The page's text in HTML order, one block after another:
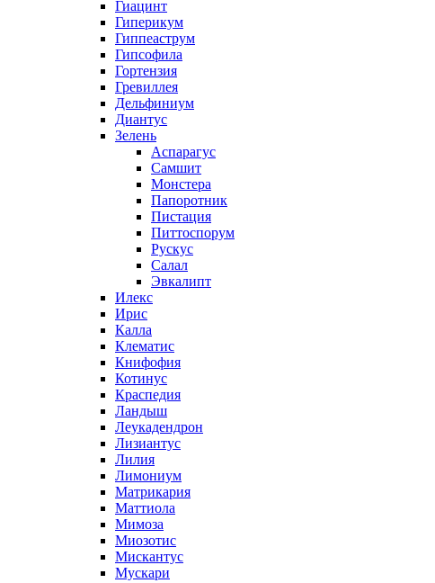
Гиацинт
Гиперикум
Гиппеаструм
Гипсофила
Гортензия
Гревиллея
Дельфиниум
Диантус
Зелень
Аспарагус
Самшит
Монстера
Папоротник
Пистация
Питтоспорум
Рускус
Салал
Эвкалипт
Илекс
Ирис
Калла
Клематис
Книфофия
Котинус
Краспедия
Ландыш
Леукадендрон
Лизиантус
Лилия
Лимониум
Матрикария
Маттиола
Мимоза
Миозотис
Мискантус
Мускари